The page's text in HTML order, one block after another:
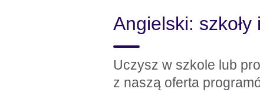
Angielski:
Uczysz w szkole lub
z naszą oferta